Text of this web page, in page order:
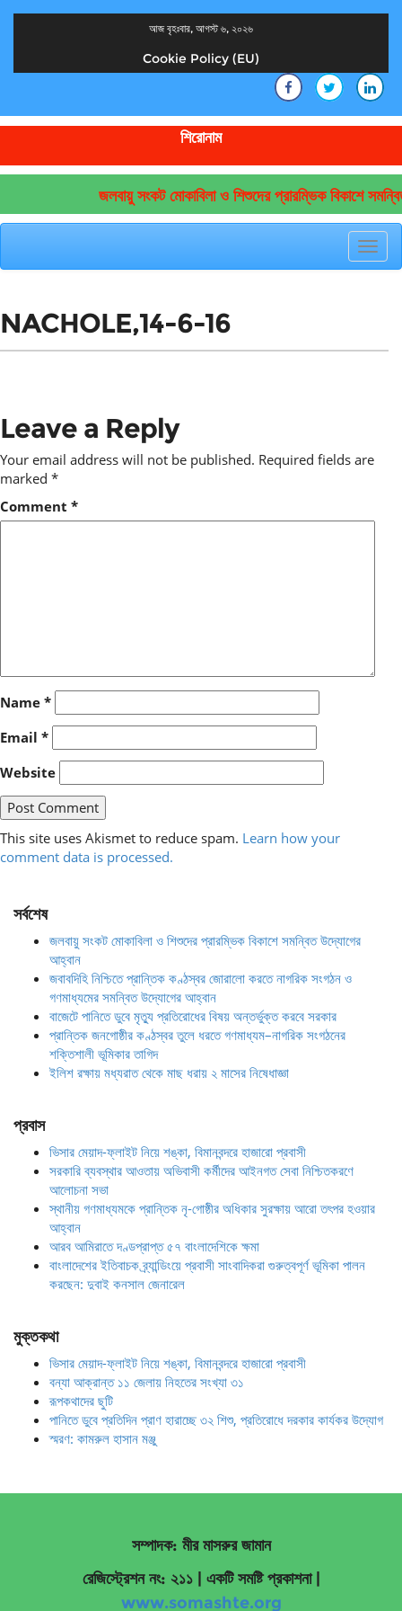
আজ বৃহঃবার, আগস্ট ৬, ২০২৬
Cookie Policy (EU)
শিরোনাম
জলবায়ু সংকট মোকাবিলা ও শিশুদের প্রারম্ভিক বিকাশে
NACHOLE,14-6-16
Leave a Reply
Your email address will not be published. Required fields are
marked *
Comment *
Name *
Email *
Website
This site uses Akismet to reduce spam. Learn how your
comment data is processed.
সর্বশেষ
জলবায়ু সংকট মোকাবিলা ও শিশুদের প্রারম্ভিক বিকাশে সমন্বিত উদ্যোগের
আহ্বান
জবাবদিহি নিশ্চিতে প্রান্তিক কণ্ঠস্বর জোরালো করতে নাগরিক সংগঠন ও
গণমাধ্যমের সমন্বিত উদ্যোগের আহ্বান
বাজেটে পানিতে ডুবে মৃত্যু প্রতিরোধের বিষয় অন্তর্ভুক্ত করবে সরকার
প্রান্তিক জনগোষ্ঠীর কণ্ঠস্বর তুলে ধরতে গণমাধ্যম–নাগরিক সংগঠনের
শক্তিশালী ভূমিকার তাগিদ
ইলিশ রক্ষায় মধ্যরাত থেকে মাছ ধরায় ২ মাসের নিষেধাজ্ঞা
প্রবাস
ভিসার মেয়াদ-ফ্লাইট নিয়ে শঙ্কা, বিমানবন্দরে হাজারো প্রবাসী
সরকারি ব্যবস্থার আওতায় অভিবাসী কর্মীদের আইনগত সেবা নিশ্চিতকরণে
আলোচনা সভা
স্থানীয় গণমাধ্যমকে প্রান্তিক নৃ-গোষ্ঠীর অধিকার সুরক্ষায় আরো তৎপর হওয়ার
আহ্বান
আরব আমিরাতে দণ্ডপ্রাপ্ত ৫৭ বাংলাদেশিকে ক্ষমা
বাংলাদেশের ইতিবাচক ব্র্যান্ডিংয়ে প্রবাসী সাংবাদিকরা গুরুত্বপূর্ণ ভূমিকা পালন
করছেন: দুবাই কনসাল জেনারেল
মুক্তকথা
ভিসার মেয়াদ-ফ্লাইট নিয়ে শঙ্কা, বিমানবন্দরে হাজারো প্রবাসী
বন্যা আক্রান্ত ১১ জেলায় নিহতের সংখ্যা ৩১
রূপকথাদের ছুটি
পানিতে ডুবে প্রতিদিন প্রাণ হারাচ্ছে ৩২ শিশু, প্রতিরোধে দরকার কার্যকর উদ্যোগ
স্মরণ: কামরুল হাসান মঞ্জু
সম্পাদক: মীর মাসরুর জামান
রেজিস্ট্রেশন নং: ২১১ | একটি সমষ্টি প্রকাশনা
www.somashte.org